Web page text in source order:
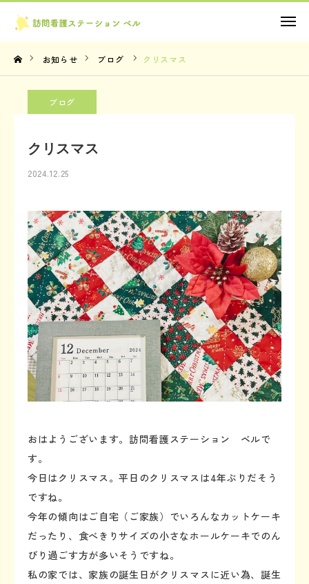
お知らせ ブログ クリスマス
ブログ
クリスマス
2024.12.25
おはようございます。訪問看護ステーション ベルで
す。
今日はクリスマス。平日のクリスマスは4年ぶりだそう
ですね。
今年の傾向はご自宅（ご家族）でいろんなカットケーキ
だったり、食べきりサイズの小さなホールケーキでのん
びり過ごす方が多いそうですね。
私の家では、家族の誕生日がクリスマスに近い為、誕生
お問い合わせ
TOP
お知らせ
お問い合わせ